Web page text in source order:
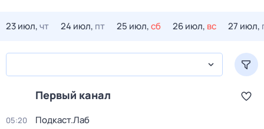
23 июл,чт 24 июл, пт 25 июл,сб 26 июл, вс 27 июл,
Первый канал
05:20 Подкаст.Лаб